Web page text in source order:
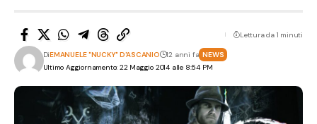
Ultimo Aggiornamento: 22 Maggio 2014 alle 8:54 PM
DiEMANUELE "NUCKY" D'ASCANIO 12 anni fa NEWS
Lettura da 1 minuti